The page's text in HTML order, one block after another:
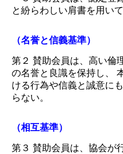
と紛らわしい肩書を用い
（名誉と信義基準）
第２ 賛助会員は、高い倫
の名誉と良識を保持し、
ける行為や信義と誠意に
らない。
（相互基準）
第３ 賛助会員は、協会が